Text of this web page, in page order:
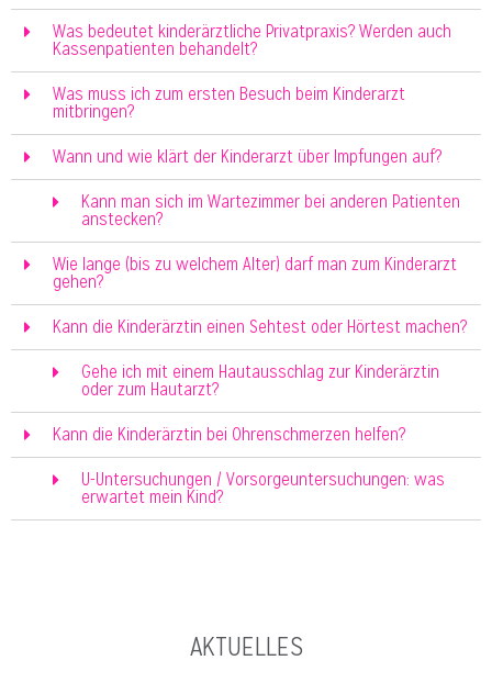
Was bedeutet kinderärztliche Privatpraxis? Werden auch
Kassenpatienten behandelt?
Was muss ich zum ersten Besuch beim Kinderarzt
mitbringen?
Wann und wie klärt der Kinderarzt über Impfungen auf?
Kann man sich im Wartezimmer bei anderen Patienten
anstecken?
Wie lange (bis zu welchem Alter) darf man zum Kinderarzt
gehen?
Kann die Kinderärztin einen Sehtest oder Hörtest machen?
Gehe ich mit einem Hautausschlag zur Kinderärztin
oder zum Hautarzt?
Kann die Kinderärztin bei Ohrenschmerzen helfen?
U-Untersuchungen / Vorsorgeuntersuchungen: was
erwartet mein Kind?
AKTUELLES